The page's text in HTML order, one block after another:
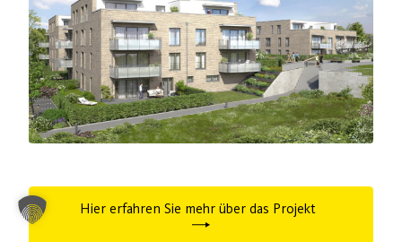
Hier erfahren Sie mehr über das Projekt